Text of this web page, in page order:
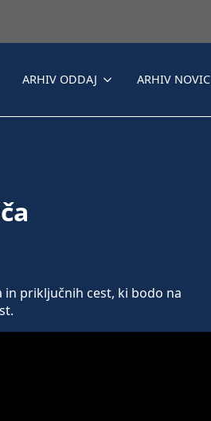
ARHIV ODDAJ ARHIV NOVIC
in priključnih cest, ki bodo na